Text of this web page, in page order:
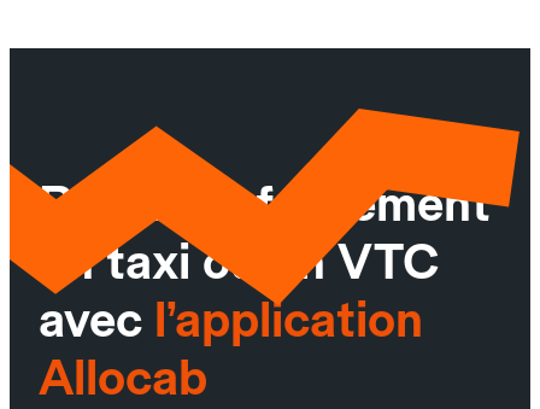
Réservez facilement
un taxi ou un VTC
avec l’application
Allocab